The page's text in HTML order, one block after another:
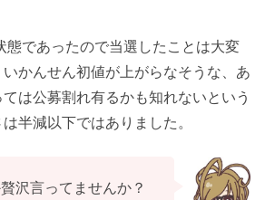
態であったので当選したことは大変
かんせん初値が上がらなそうな、あ
は公募割れ有るかも知れないという
半減以下ではありました。
沢言ってませんか？